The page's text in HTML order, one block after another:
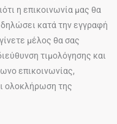
η επικοινωνία μας θα
κατά την εγγραφή
μέλος θα σας
τιμολόγησης και
επικοινωνίας,
ολοκλήρωση της